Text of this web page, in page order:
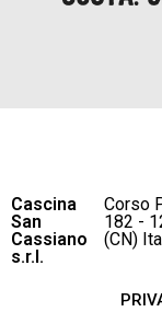
Cascina
San
Cassiano
s.r.l.
Corso
182 -
(CN)